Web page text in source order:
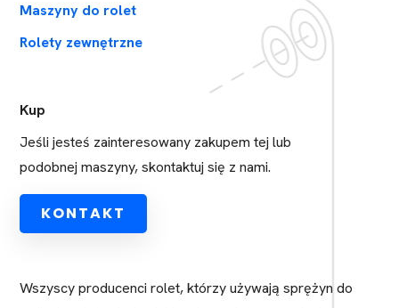
Maszyny do rolet
Rolety zewnętrzne
Kup
Jeśli jesteś zainteresowany zakupem tej lub
podobnej maszyny, skontaktuj się z nami.
KONTAKT
Wszyscy producenci rolet, którzy używają sprężyn do